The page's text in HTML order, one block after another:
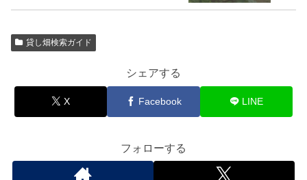
貸し畑検索ガイド
シェアする
X Facebook LINE
フォローする